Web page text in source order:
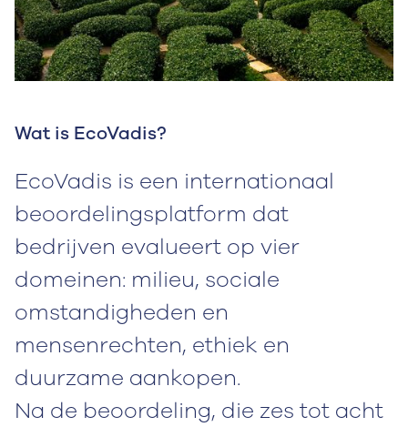
Wat is EcoVadis?
EcoVadis is een internationaal
beoordelingsplatform dat
bedrijven evalueert op vier
domeinen: milieu, sociale
omstandigheden en
mensenrechten, ethiek en
duurzame aankopen.
Na de beoordeling, die zes tot acht